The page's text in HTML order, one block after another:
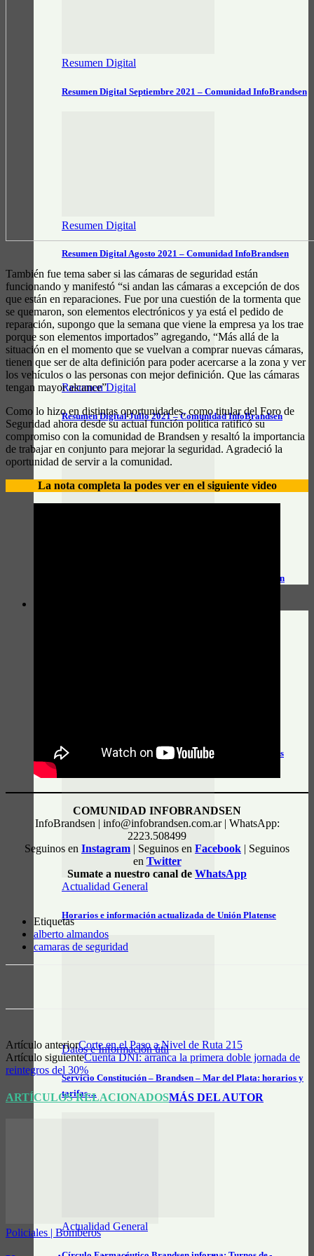
Resumen Digital
Resumen Digital Septiembre 2021 – Comunidad InfoBrandsen
Resumen Digital
Resumen Digital Agosto 2021 – Comunidad InfoBrandsen
Resumen Digital
Resumen Digital Julio 2021 – Comunidad InfoBrandsen
Resumen Digital Junio 2021 – Comunidad InfoBrandsen
Horarios y tarifas del tren Alejandro Korn – Chascomús
Actualidad General
Horarios e información actualizada de Unión Platense
Datos e Información útil
Servicio Constitución – Brandsen – Mar del Plata: horarios y
tarifas…
Actualidad General
También fue tema saber si las cámaras de seguridad están
funcionando y manifestó “si andan las cámaras a excepción de dos
que están en reparaciones. Fue por una cuestión de la tormenta que
se quemaron, son elementos electrónicos y ya está el pedido de
reparación, supongo que la semana que viene la empresa ya los trae
porque son elementos importados” agregando, “Más allá de la
situación en el momento que se vuelvan a comprar nuevas cámaras,
tienen que ser de alta definición para poder acercarse a la zona y ver
los vehículos o las personas con mejor definición. Que las cámaras
tengan mayor alcance”
Como lo hizo en distintas oportunidades, como titular del Foro de
Seguridad ahora desde su actual función política ratificó su
compromiso con la comunidad de Brandsen y resaltó la importancia
de trabajar en conjunto para mejorar la seguridad. Agradeció la
oportunidad de servir a la comunidad.
La nota completa la podes ver en el siguiente video
COMUNIDAD INFOBRANDSEN
InfoBrandsen | info@infobrandsen.com.ar | WhatsApp:
2223.508499
Seguinos en Instagram | Seguinos en Facebook | Seguinos
en Twitter
Sumate a nuestro canal de WhatsApp
Etiquetas
alberto almandos
camaras de seguridad
Artículo anteriorCorte en el Paso a Nivel de Ruta 215
Artículo siguienteCuenta DNI: arranca la primera doble jornada de
reintegros del 30%
ARTÍCULOS RELACIONADOSMÁS DEL AUTOR
Policiales | Bomberos